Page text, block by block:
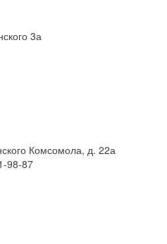
3а
Комсомола, д. 22а
98-87